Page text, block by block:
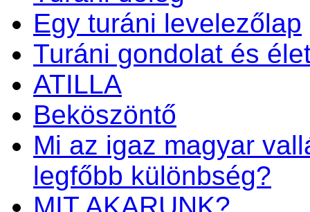
Egy turáni levelezőlap
Turáni gondolat és
ATILLA
Beköszöntő
Mi az igaz magyar
legfőbb különbség?
MIT AKARUNK?